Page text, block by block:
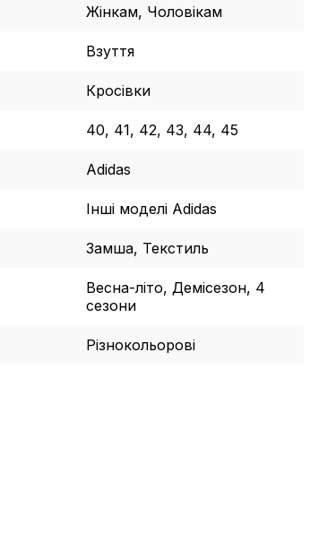
Жінкам, Чоловікам
Взуття
Кросівки
40, 41, 42, 43, 44, 45
Adidas
Інші моделі Adidas
Замша, Текстиль
Весна-літо, Демісезон, 4
сезони
Різнокольорові